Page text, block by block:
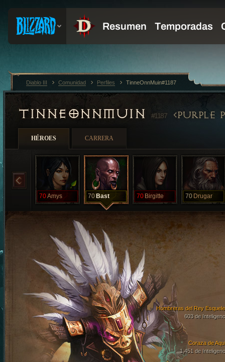
TINNEONNMUIN #1187 PURPLE
HÉROES CARRERA
70Amys 70 Bast 70 Birgitte 70 Drugar
Coraza de
1,451 de
Hombreras del Rey
603 de
Diablo III Comunidad Perfiles TinneOnnMuin#1187